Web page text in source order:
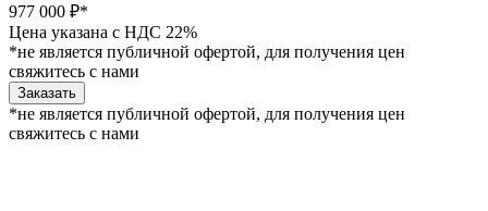
977 000 ₽*
Цена указана с НДС 22%
*не является публичной офертой, для получения цен
свяжитесь с нами
Заказать
*не является публичной офертой, для получения цен
свяжитесь с нами